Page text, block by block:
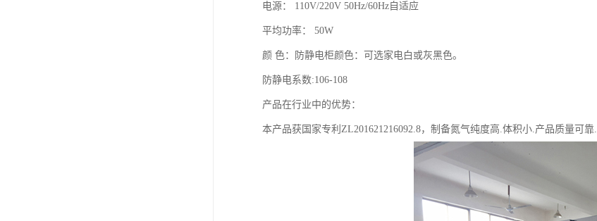
电源： 110V/220V 50Hz/60Hz自适应
平均功率： 50W
颜 色：防静电柜颜色：可选家电白或灰黑色。
防静电系数:106-108
产品在行业中的优势：
本产品获国家专利ZL201621216092.8，制备氮气纯度高.体积小.产品质量可靠.